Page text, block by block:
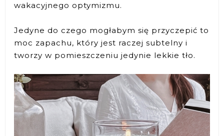
wakacyjnego optymizmu.
Jedyne do czego mogłabym się przyczepić to
moc zapachu, który jest raczej subtelny i
tworzy w pomieszczeniu jedynie lekkie tło.